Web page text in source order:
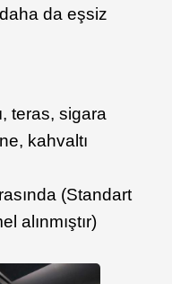
da eşsiz
teras, sigara
kahvaltı
(Standart
alınmıştır)